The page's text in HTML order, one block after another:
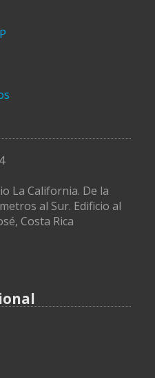
La California. De la
al Sur. Edificio al
Costa Rica